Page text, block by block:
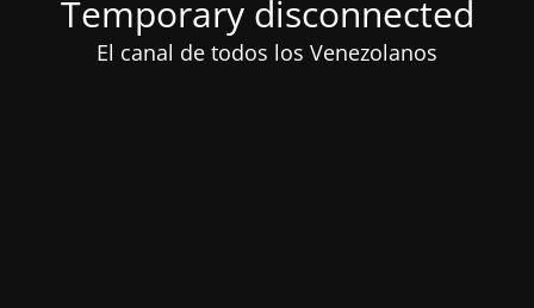
Temporary disconnected
El canal de todos los Venezolanos